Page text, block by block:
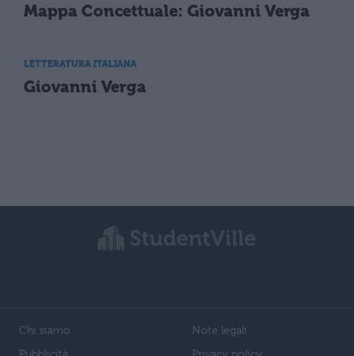
Mappa Concettuale: Giovanni Verga
LETTERATURA ITALIANA
Giovanni Verga
Chi siamo
Note legali